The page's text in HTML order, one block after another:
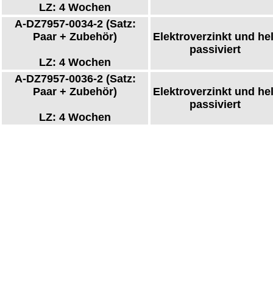
LZ: 4 Wochen
A-DZ7957-0034-2 (Satz:
Paar + Zubehör)
LZ: 4 Wochen
Elektroverzinkt und
passiviert
A-DZ7957-0036-2 (Satz:
Paar + Zubehör)
LZ: 4 Wochen
Elektroverzinkt und
passiviert